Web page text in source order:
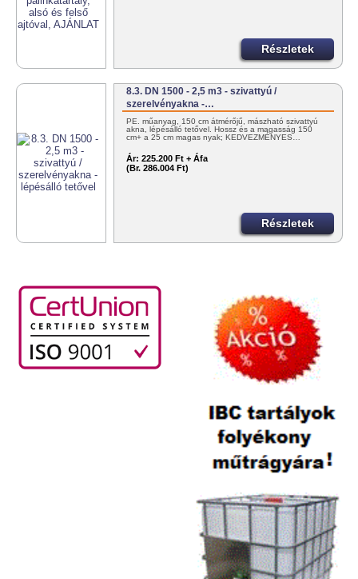
Részletek
8.3. DN 1500 - 2,5 m3 - szivattyú /
szerelvényakna -…
PE. műanyag, 150 cm átmérőjű, mászható szivattyú
akna, lépésálló tetővel. Hossz és a magasság 150
cm+ a 25 cm magas nyak; KEDVEZMÉNYES…
Ár: 225.200 Ft + Áfa
(Br. 286.004 Ft)
Részletek